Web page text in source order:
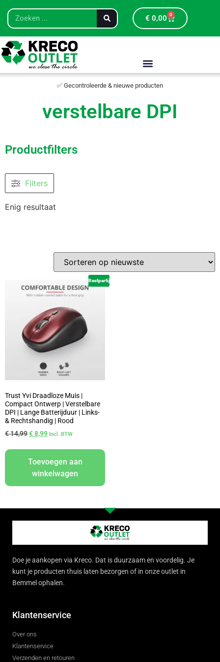
€ 0,00 0
✅ Gecontroleerde & nieuwe producten
verstelbare DPI
Productfilters
Filters
Enig resultaat
Restpartij
Trust Yvi Draadloze Muis |
Compact Ontwerp | Verstelbare
DPI | Lange Batterijduur | Links-
& Rechtshandig | Rood
€14,99€8,99 Incl. BTW
Toevoegen aan
winkelwagen
Doe je aankopen via Kreco. Dat is duurzaam en voordelig. Je
kunt je producten thuis laten bezorgen of in onze outlet in
Bemmel ophalen.
Klantenservice
Over ons
Klantenservice
Verzenden en retouren